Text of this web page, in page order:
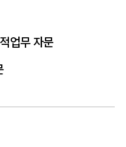
업무 자문